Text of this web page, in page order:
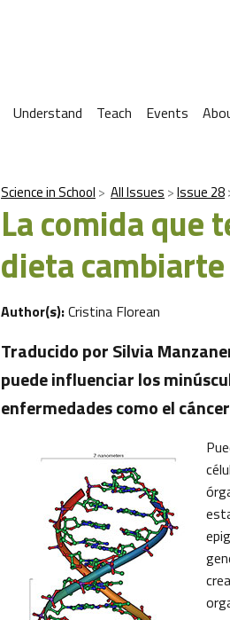
Understand Teach Events
Science in School All Issues Issue 28
La comida que
dieta
Author(s):Cristina Florean
Traducido por Silvia
puede influenciar los
enfermedades como el